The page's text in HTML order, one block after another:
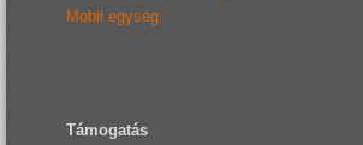
Mobil egység
Támogatás